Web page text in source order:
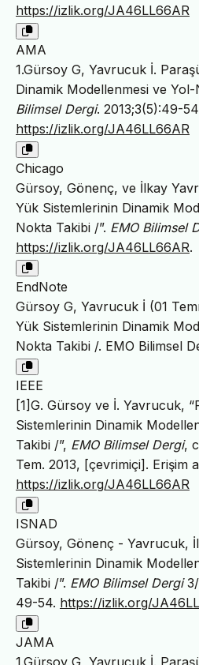
https://izlik.org/JA46LL66AR
AMA
1.Gürsoy G, Yavrucuk İ.
Dinamik Modellenmesi ve
Bilimsel Dergi. 2013;3(5):49-
https://izlik.org/JA46LL66AR
Chicago
Gürsoy, Gönenç, ve İlkay
Yük Sistemlerinin Dinamik
Nokta Takibi /”. EMO Bilimsel
https://izlik.org/JA46LL66AR.
EndNote
Gürsoy G, Yavrucuk İ (01
Yük Sistemlerinin Dinamik
Nokta Takibi /. EMO Bilimsel
IEEE
[1]G. Gürsoy ve İ. Yavrucuk,
Sistemlerinin Dinamik
Takibi /”, EMO Bilimsel Dergi,
Tem. 2013, [çevrimiçi]. Erişim
https://izlik.org/JA46LL66AR
ISNAD
Gürsoy, Gönenç - Yavrucuk,
Sistemlerinin Dinamik
Takibi /”. EMO Bilimsel Dergi3/
49-54. https://izlik.org/
JAMA